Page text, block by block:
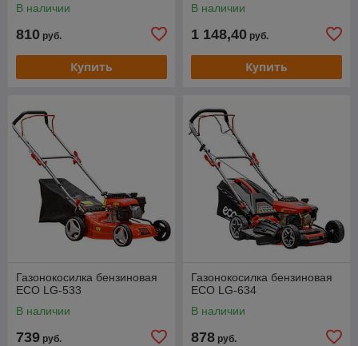
В наличии
810 руб.
Купить
В наличии
1 148,40 руб.
Купить
Газонокосилка бензиновая
ECO LG-533
В наличии
739 руб.
Газонокосилка бензиновая
ECO LG-634
В наличии
878 руб.